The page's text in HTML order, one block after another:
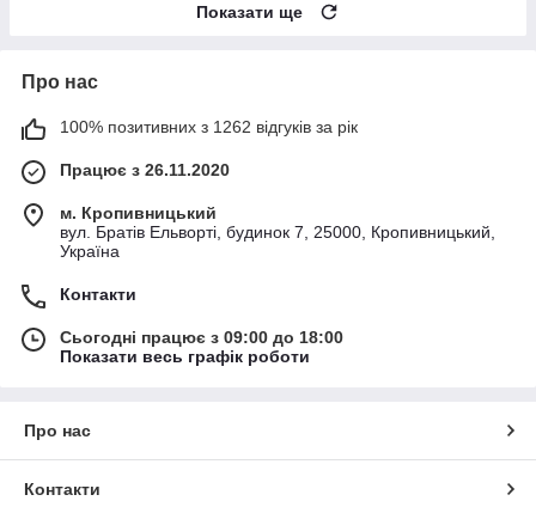
Показати ще
Про нас
100% позитивних з 1262 відгуків за рік
Працює з 26.11.2020
м. Кропивницький
вул. Братів Ельворті, будинок 7, 25000, Кропивницький,
Україна
Контакти
Сьогодні працює з 09:00 до 18:00
Показати весь графік роботи
Про нас
Контакти